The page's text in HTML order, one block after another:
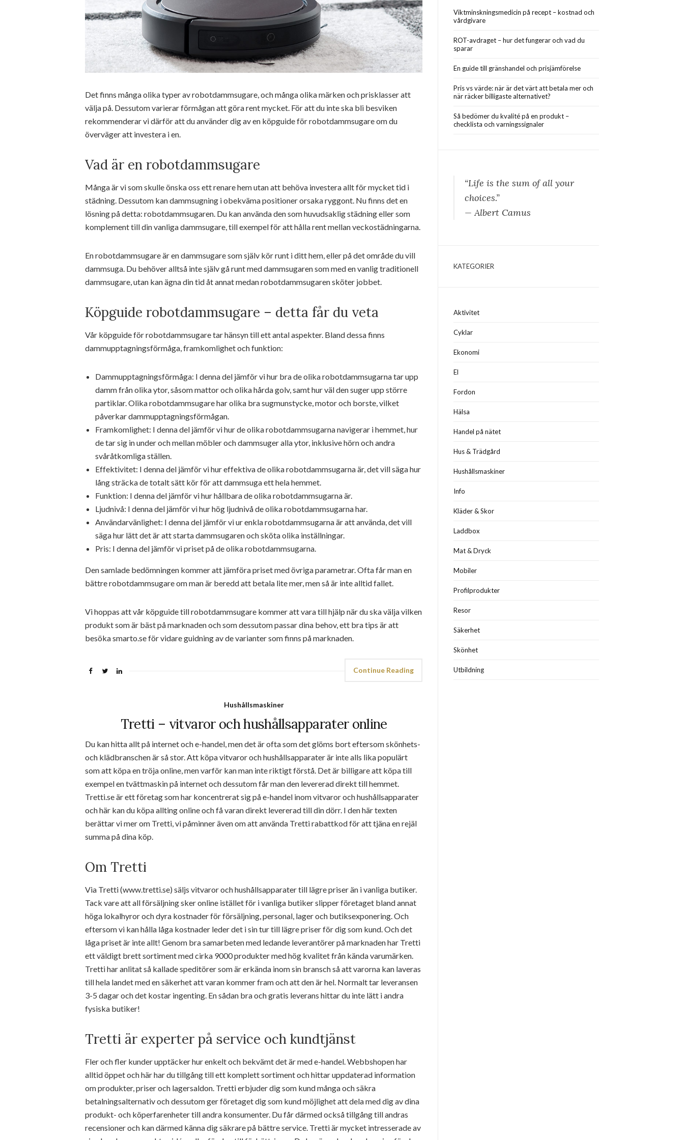
Det finns många olika typer av robotdammsugare, och många olika märken och prisklasser att
välja på. Dessutom varierar förmågan att göra rent mycket. För att du inte ska bli besviken
rekommenderar vi därför att du använder dig av en köpguide för robotdammsugare om du
överväger att investera i en.
Vad är en robotdammsugare
Många är vi som skulle önska oss ett renare hem utan att behöva investera allt för mycket tid i
städning. Dessutom kan dammsugning i obekväma positioner orsaka ryggont. Nu finns det en
lösning på detta: robotdammsugaren. Du kan använda den som huvudsaklig städning eller som
komplement till din vanliga dammsugare, till exempel för att hålla rent mellan veckostädningarna.
En robotdammsugare är en dammsugare som själv kör runt i ditt hem, eller på det område du vill
dammsuga. Du behöver alltså inte själv gå runt med dammsugaren som med en vanlig traditionell
dammsugare, utan kan ägna din tid åt annat medan robotdammsugaren sköter jobbet.
Köpguide robotdammsugare – detta får du veta
Vår köpguide för robotdammsugare tar hänsyn till ett antal aspekter. Bland dessa finns
dammupptagningsförmåga, framkomlighet och funktion:
Dammupptagningsförmåga: I denna del jämför vi hur bra de olika robotdammsugarna tar upp
damm från olika ytor, såsom mattor och olika hårda golv, samt hur väl den suger upp större
partiklar. Olika robotdammsugare har olika bra sugmunstycke, motor och borste, vilket
påverkar dammupptagningsförmågan.
Framkomlighet: I denna del jämför vi hur de olika robotdammsugarna navigerar i hemmet, hur
de tar sig in under och mellan möbler och dammsuger alla ytor, inklusive hörn och andra
svåråtkomliga ställen.
Effektivitet: I denna del jämför vi hur effektiva de olika robotdammsugarna är, det vill säga hur
lång sträcka de totalt sätt kör för att dammsuga ett hela hemmet.
Funktion: I denna del jämför vi hur hållbara de olika robotdammsugarna är.
Ljudnivå: I denna del jämför vi hur hög ljudnivå de olika robotdammsugarna har.
Användarvänlighet: I denna del jämför vi ur enkla robotdammsugarna är att använda, det vill
säga hur lätt det är att starta dammsugaren och sköta olika inställningar.
Pris: I denna del jämför vi priset på de olika robotdammsugarna.
Den samlade bedömningen kommer att jämföra priset med övriga parametrar. Ofta får man en
bättre robotdammsugare om man är beredd att betala lite mer, men så är inte alltid fallet.
Vi hoppas att vår köpguide till robotdammsugare kommer att vara till hjälp när du ska välja vilken
produkt som är bäst på marknaden och som dessutom passar dina behov, ett bra tips är att
besöka smarto.se för vidare guidning av de varianter som finns på marknaden.
Continue Reading
Hushållsmaskiner
Tretti – vitvaror och hushållsapparater online
Du kan hitta allt på internet och e-handel, men det är ofta som det glöms bort eftersom skönhets-
och klädbranschen är så stor. Att köpa vitvaror och hushållsapparater är inte alls lika populärt
som att köpa en tröja online, men varför kan man inte riktigt förstå. Det är billigare att köpa till
exempel en tvättmaskin på internet och dessutom får man den levererad direkt till hemmet.
Tretti.se är ett företag som har koncentrerat sig på e-handel inom vitvaror och hushållsapparater
och här kan du köpa allting online och få varan direkt levererad till din dörr. I den här texten
berättar vi mer om Tretti, vi påminner även om att använda Tretti rabattkod för att tjäna en rejäl
summa på dina köp.
Om Tretti
Via Tretti (www.tretti.se) säljs vitvaror och hushållsapparater till lägre priser än i vanliga butiker.
Tack vare att all försäljning sker online istället för i vanliga butiker slipper företaget bland annat
höga lokalhyror och dyra kostnader för försäljning, personal, lager och butiksexponering. Och
eftersom vi kan hålla låga kostnader leder det i sin tur till lägre priser för dig som kund. Och det
låga priset är inte allt! Genom bra samarbeten med ledande leverantörer på marknaden har Tretti
ett väldigt brett sortiment med cirka 9000 produkter med hög kvalitet från kända varumärken.
Tretti har anlitat så kallade speditörer som är erkända inom sin bransch så att varorna kan laveras
till hela landet med en säkerhet att varan kommer fram och att den är hel. Normalt tar leveransen
3-5 dagar och det kostar ingenting. En sådan bra och gratis leverans hittar du inte lätt i andra
fysiska butiker!
Tretti är experter på service och kundtjänst
Fler och fler kunder upptäcker hur enkelt och bekvämt det är med e-handel. Webbshopen har
alltid öppet och här har du tillgång till ett komplett sortiment och hittar uppdaterad information
om produkter, priser och lagersaldon. Tretti erbjuder dig som kund många och säkra
betalningsalternativ och dessutom ger företaget dig som kund möjlighet att dela med dig av dina
produkt- och köperfarenheter till andra konsumenter. Du får därmed också tillgång till andras
recensioner och kan därmed känna dig säkrare på bättre service. Tretti är mycket intresserade av
Viktminskningsmedicin på recept – kostnad och
vårdgivare
ROT-avdraget – hur det fungerar och vad du
sparar
En guide till gränshandel och prisjämförelse
Pris vs värde: när är det värt att betala mer och
när räcker billigaste alternativet?
Så bedömer du kvalité på en produkt –
checklista och varningssignaler
“Life is the sum of all your
choices.”
— Albert Camus
KATEGORIER
Aktivitet
Cyklar
Ekonomi
El
Fordon
Hälsa
Handel på nätet
Hus & Trädgård
Hushållsmaskiner
Info
Kläder & Skor
Laddbox
Mat & Dryck
Mobiler
Profilprodukter
Resor
Säkerhet
Skönhet
Utbildning